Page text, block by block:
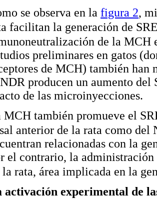
se observa en la figura 2,
facilitan la generación de
de la MCH
preliminares en gatos
de MCH) también han
producen un aumento
de las microinyecciones.
MCH también promueve el
anterior de la rata como del
relacionadas con la
el contrario, la
la rata, área implicada en la
activación experimental de